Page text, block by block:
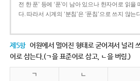
전 한 푼’ 등에 ‘푼’이 남아 있으나 한자어로 읽을
다. 따라서 시계의 ‘분침’은 ‘푼침’으로 쓰지 않는
제5항 어원에서 멀어진 형태로 굳어져서 널리
어로 삼는다.(ㄱ을 표준어로 삼고, ㄴ을 버림.)
ㄱ ㄴ